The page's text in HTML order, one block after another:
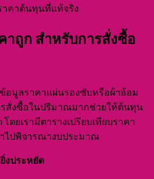
คาต้นทุนที่แท้จริง
ถูก สำหรับการสั่งซื้อ
อมูลราคาแผ่นรองซับหรือผ้าอ้อม
รสั่งซื้อในปริมาณมากช่วยให้ต้นทุน
ดยเรามีตารางเปรียบเทียบราคา
ไปพิจารณางบประมาณ
งประหยัด